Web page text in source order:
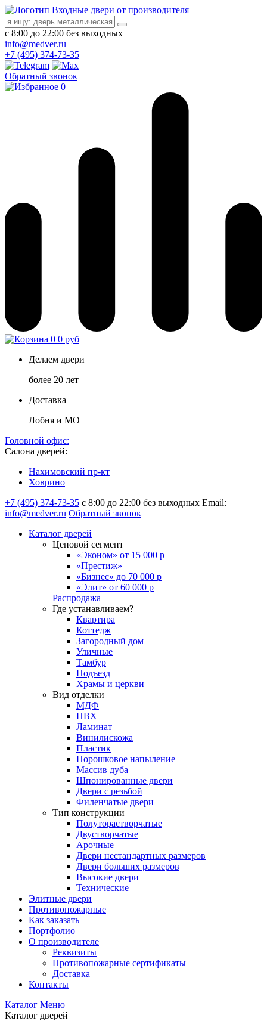
Входные двери от производителя
с 8:00 до 22:00 без выходных
info@medver.ru
+7 (495) 374-73-35
Обратный звонок
0
0 0 руб
Делаем двери
более 20 лет
Доставка
Лобня и МО
Головной офис:
Салона дверей:
Нахимовский пр-кт
Ховрино
+7 (495) 374-73-35 с 8:00 до 22:00 без выходных Email:
info@medver.ru Обратный звонок
Каталог дверей
Ценовой сегмент
«Эконом» от 15 000 р
«Престиж»
«Бизнес» до 70 000 р
«Элит» от 60 000 р
Распродажа
Где устанавливаем?
Квартира
Коттедж
Загородный дом
Уличные
Тамбур
Подъезд
Храмы и церкви
Вид отделки
МДФ
ПВХ
Ламинат
Винилискожа
Пластик
Порошковое напыление
Массив дуба
Шпонированные двери
Двери с резьбой
Филенчатые двери
Тип конструкции
Полуторастворчатые
Двустворчатые
Арочные
Двери нестандартных размеров
Двери больших размеров
Высокие двери
Технические
Элитные двери
Противопожарные
Как заказать
Портфолио
О производителе
Реквизиты
Противопожарные сертификаты
Доставка
Контакты
Каталог Меню
Каталог дверей